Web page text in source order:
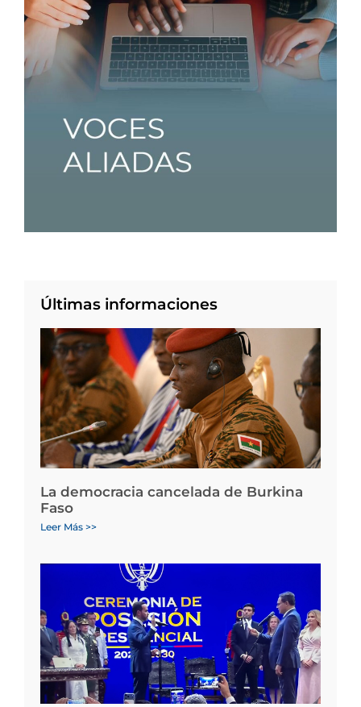
Últimas informaciones
La democracia cancelada de Burkina
Faso
Leer Más >>